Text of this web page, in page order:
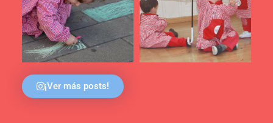
¡Ver más posts!